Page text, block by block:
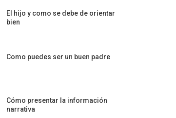
El hijo y como se debe de orientar
bien
Como puedes ser un buen padre
Cómo presentar la información
narrativa